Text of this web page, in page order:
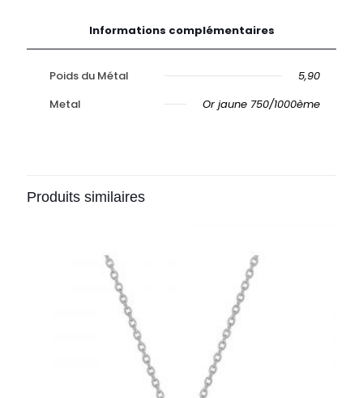
Informations complémentaires
Poids du Métal
5,90
Metal
Or jaune 750/1000ème
Produits similaires